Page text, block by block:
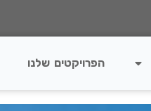
הפרויקטים שלנו